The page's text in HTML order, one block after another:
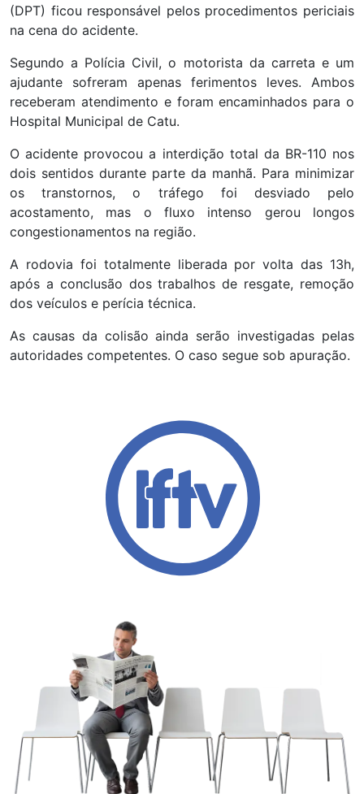
(DPT) ficou responsável pelos procedimentos periciais
na cena do acidente.
Segundo a Polícia Civil, o motorista da carreta e um
ajudante sofreram apenas ferimentos leves. Ambos
receberam atendimento e foram encaminhados para o
Hospital Municipal de Catu.
O acidente provocou a interdição total da BR-110 nos
dois sentidos durante parte da manhã. Para minimizar
os transtornos, o tráfego foi desviado pelo
acostamento, mas o fluxo intenso gerou longos
congestionamentos na região.
A rodovia foi totalmente liberada por volta das 13h,
após a conclusão dos trabalhos de resgate, remoção
dos veículos e perícia técnica.
As causas da colisão ainda serão investigadas pelas
autoridades competentes. O caso segue sob apuração.